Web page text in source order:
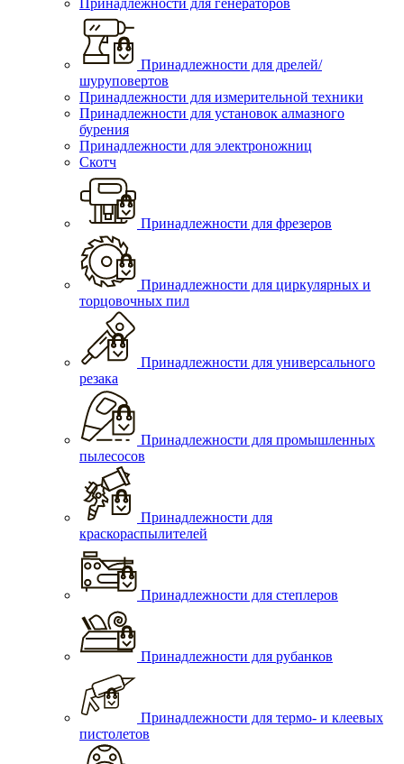
Принадлежности для генераторов
Принадлежности для дрелей/
шуруповертов
Принадлежности для измерительной техники
Принадлежности для установок алмазного
бурения
Принадлежности для электроножниц
Скотч
Принадлежности для фрезеров
Принадлежности для циркулярных и
торцовочных пил
Принадлежности для универсального
резака
Принадлежности для промышленных
пылесосов
Принадлежности для
краскораспылителей
Принадлежности для степлеров
Принадлежности для рубанков
Принадлежности для термо- и клеевых
пистолетов